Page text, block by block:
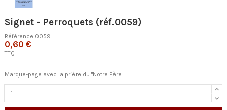
Signet - Perroquets (réf.0059)
Référence 0059
0,60 €
TTC
Marque-page avec la prière du "Notre Père"